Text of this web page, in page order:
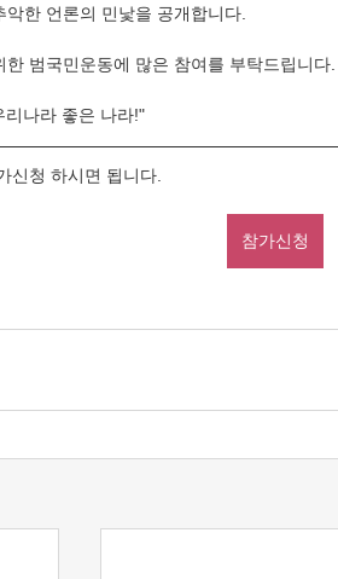
한 언론의 민낯을 공개합니다.
범국민운동에 많은 참여를 부탁드립니다.
나라 좋은 나라!"
신청 하시면 됩니다.
참가신청